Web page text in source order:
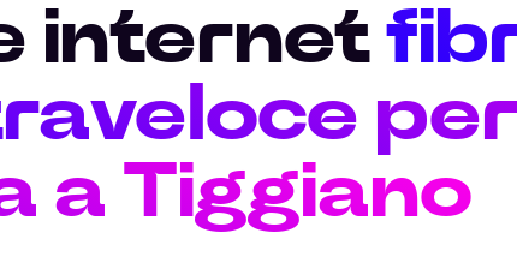
internet
a Tiggiano